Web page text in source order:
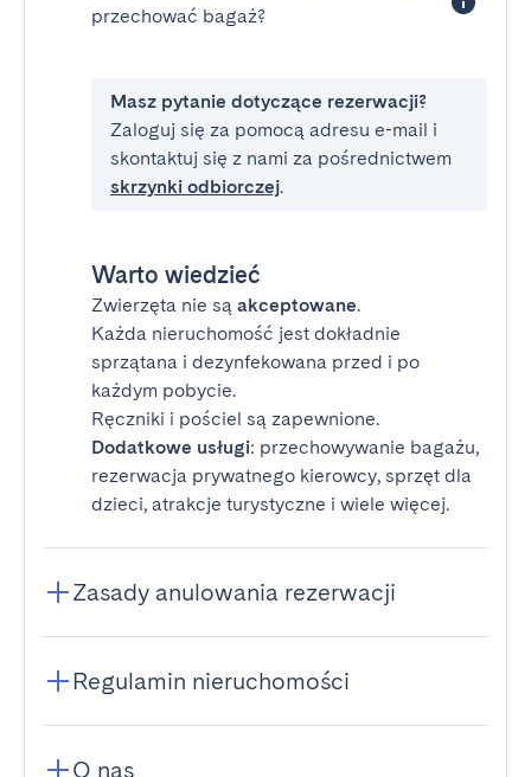
przechować bagaż?
Masz pytanie dotyczące rezerwacji?
Zaloguj się za pomocą adresu e-mail i
skontaktuj się z nami za pośrednictwem
skrzynki odbiorczej.
Warto wiedzieć
Zwierzęta nie są akceptowane.
Każda nieruchomość jest dokładnie
sprzątana i dezynfekowana przed i po
każdym pobycie.
Ręczniki i pościel są zapewnione.
Dodatkowe usługi: przechowywanie bagażu,
rezerwacja prywatnego kierowcy, sprzęt dla
dzieci, atrakcje turystyczne i wiele więcej.
Zasady anulowania rezerwacji
Regulamin nieruchomości
O nas